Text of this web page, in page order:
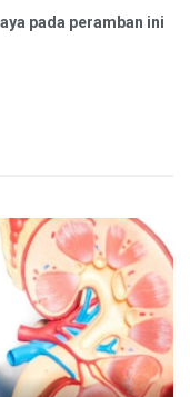
pada peramban ini